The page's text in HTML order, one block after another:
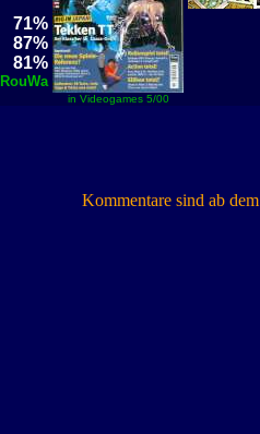
71%
87%
81%
RouWa
in Videogames 5/00
Kommentare sind ab